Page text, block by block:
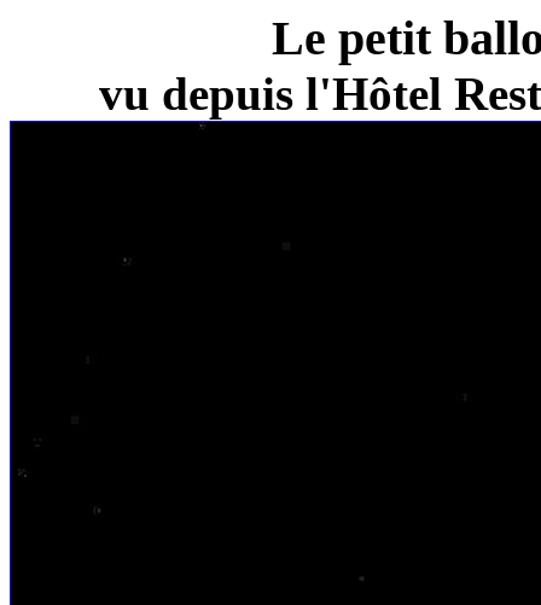
Le petit
vu depuis l'Hôtel